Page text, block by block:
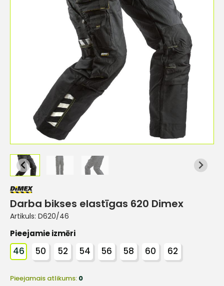
Darba bikses elastīgas 620 Dimex
Artikuls: D620/46
Pieejamie izmēri
46 50 52 54 56 58 60 62
Pieejamais atlikums: 0